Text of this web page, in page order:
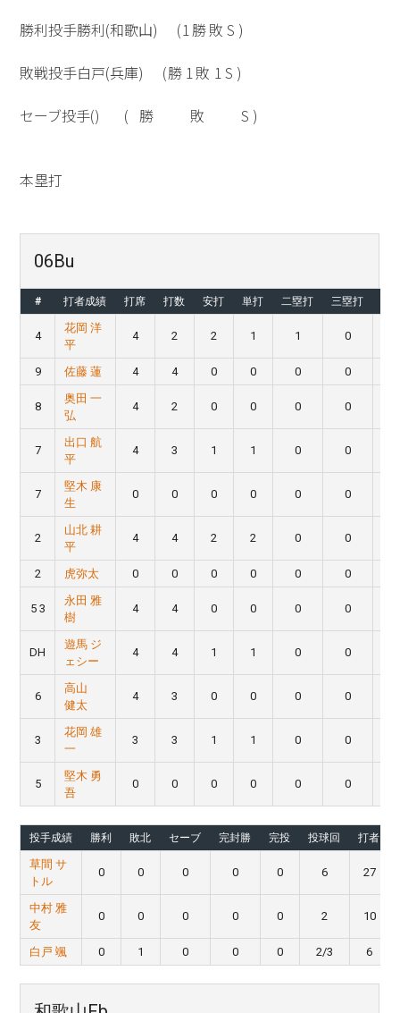
勝利投手勝利(和歌山) (1勝敗 S )
敗戦投手白戸(兵庫) (勝 1敗 1S )
セーブ投手() ( 勝 敗 S )
本塁打
06Bu
# 打者成績 打席 打数 安打 単打 二塁打 三塁打
4
花岡 洋
平
4 2 2 1 1 0
9 佐藤 蓮 4 4 0 0 0 0
8
奥田 一
弘
4 2 0 0 0 0
7
出口 航
平
4 3 1 1 0 0
7
堅木 康
生
0 0 0 0 0 0
2
山北 耕
平
4 4 2 2 0 0
2 虎弥太 0 0 0 0 0 0
5 3
永田 雅
樹
4 4 0 0 0 0
DH
遊馬 ジ
ェシー
4 4 1 1 0 0
6
高山
健太
4 3 0 0 0 0
3
花岡 雄
一
3 3 1 1 0 0
5
堅木 勇
吾
0 0 0 0 0 0
投手成績 勝利 敗北 セーブ 完封勝 完投 投球回 打者
草間 サ
トル
0 0 0 0 0 6 27
中村 雅
友
0 0 0 0 0 2 10
白戸 颯 0 1 0 0 0 2/3 6